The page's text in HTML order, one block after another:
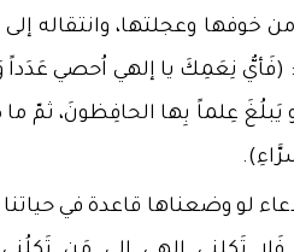
خوفها وعجلتها، وانتقاله
نِعَمِكَ يا إلهي اُحصي عَدَداً
يَبلُغَ عِلماً بِها الحافِظونَ، ثمّ
لو وضعناها قاعدة في